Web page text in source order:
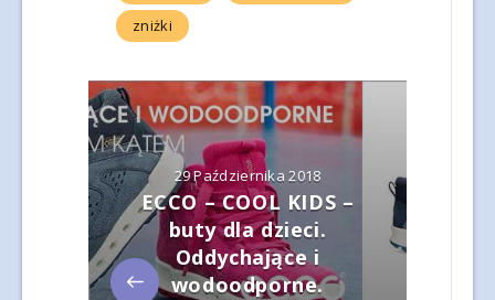
zniżki
29 Października 2018
ECCO – COOL KIDS –
buty dla dzieci.
Oddychające i
wodoodporne.